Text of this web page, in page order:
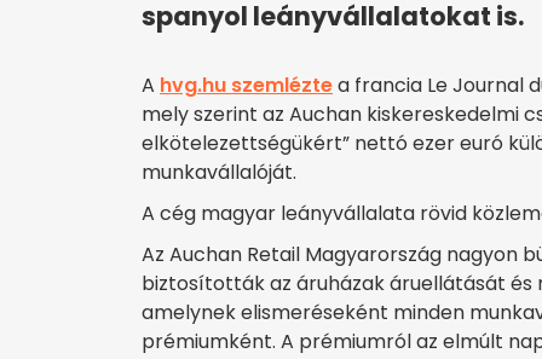
spanyol leányvállalatokat is.
A hvg.hu szemléztea francia Le Journal
mely szerint az Auchan kiskereskedelmi
elkötelezettségükért” nettó ezer euró
munkavállalóját.
A cég magyar leányvállalata rövid
Az Auchan Retail Magyarország nagyon
biztosították az áruházak áruellátását és
amelynek elismeréseként minden
prémiumként. A prémiumról az elmúlt